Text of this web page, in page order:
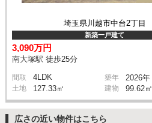
埼玉県川越市中台2丁目
新築一戸建て
3,090万円
南大塚駅 徒歩25分
間取 4LDK 築年 2026年
土地 127.33㎡ 建物 99.62㎡
広さの近い物件はこちら